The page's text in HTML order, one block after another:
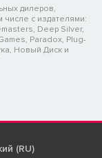
дилеров,
с издателями:
Deep Silver,
Paradox, Plug-
Новый Диск и
(RU)